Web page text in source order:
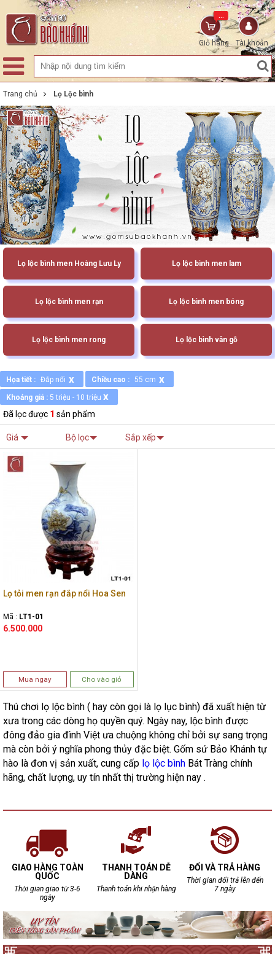
Tài khoản
Giỏ hàng
...
Trang chủ Lọ Lộc bình
Lọ lộc bình men Hoàng Lưu Ly Lọ lộc bình men lam
Lọ lộc bình men rạn Lọ lộc bình men bóng
Lọ lộc bình men rong Lọ lộc bình vân gỗ
Họa tiết : Đắp nổi x Chiều cao : 55 cm x
Khoảng giá : 5 triệu - 10 triệu x
Đã lọc được 1 sản phẩm
Giá Bộ lọc Sắp xếp
Lọ tỏi men rạn đắp nổi Hoa Sen
Mã : LT1-01
6.500.000
Mua ngay Cho vào giỏ
Thú chơi lọ lộc bình ( hay còn gọi là lọ lục bình) đã xuất hiện từ
xưa trong các dòng họ quyền quý. Ngày nay, lộc bình được
đông đảo gia đình Việt ưa chuộng không chỉ bởi sự sang trọng
mà còn bởi ý nghĩa phong thủy đặc biệt. Gốm sứ Bảo Khánh tự
hào là đơn vị sản xuất, cung cấp lọ lộc bình Bát Tràng chính
hãng, chất lượng, uy tín nhất thị trường hiện nay .
GIAO HÀNG TOÀN
QUỐC
Thời gian giao từ 3-6
ngày
THANH TOÁN DỄ
DÀNG
Thanh toán khi nhận hàng
ĐỔI VÀ TRẢ HÀNG
Thời gian đổi trả lên đến
7 ngày